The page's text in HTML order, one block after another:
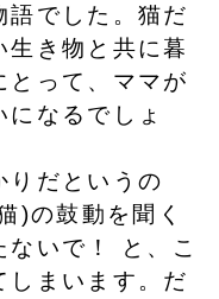
語でした。猫だ
生き物と共に暮
とって、ママが
なるでしょ
りだというの
)の鼓動を聞く
いで！ と、こ
しまいます。だ